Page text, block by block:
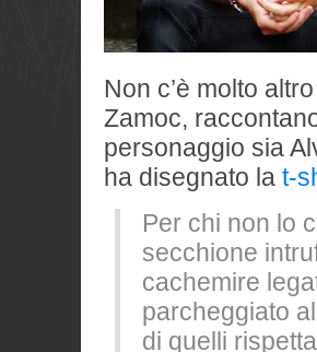
Non c’è molto
Zamoc,
personaggio sia
ha disegnato la t-
Per chi non lo
secchione
cachemire
parcheggiato
di quelli